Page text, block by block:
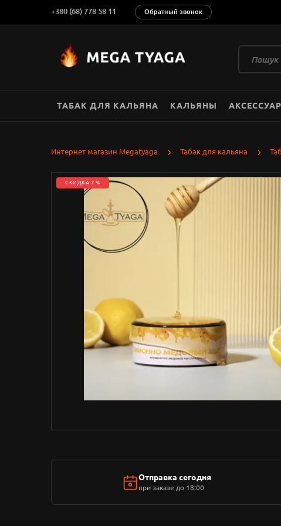
+380 (68) 778 58 11 Обратный звонок
ТАБАК ДЛЯ КАЛЬЯНА КАЛЬЯНЫ
Интернет магазин Megatyaga Табак для кальяна
СКИДКА 7 %
Отправка сегодня
при заказе до 18:00